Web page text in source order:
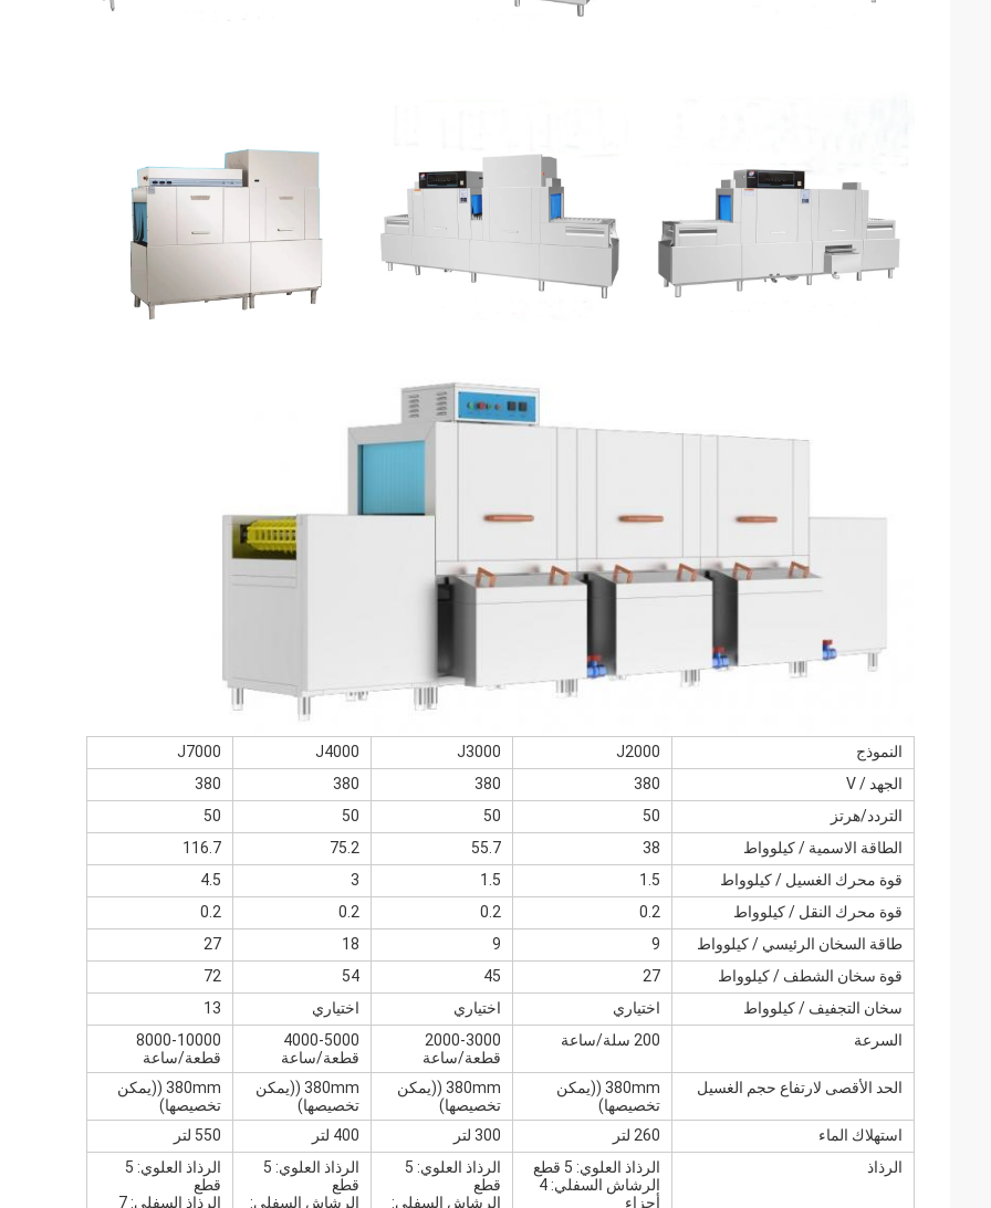
النموذج J2000
J3000
J4000
J7000
الجهد / V
380
380
380
380
التردد/هرتز
50
50
50
50
الطاقة الاسمية / كيلوواط
38
55.7
75.2
116.7
قوة محرك الغسيل / كيلوواط
1.5
1.5
3
4.5
قوة محرك النقل / كيلوواط
0.2
0.2
0.2
0.2
طاقة السخان الرئيسي / كيلوواط
9
9
18
27
قوة سخان الشطف / كيلوواط
27
45
54
72
سخان التجفيف / كيلوواط
اختياري اختياري اختياري
13
السرعة
200 سلة/ساعة
2000-3000
قطعة/ساعة
4000-5000
قطعة/ساعة
8000-10000
قطعة/ساعة
الحد الأقصى لارتفاع حجم الغسيل
380mm ((يمكن
تخصيصها)
380mm ((يمكن
تخصيصها)
380mm ((يمكن
تخصيصها)
380mm ((يمكن
تخصيصها)
استهلاك الماء
260 لتر 300 لتر 400 لتر
550 لتر
الرذاذ
الرذاذ العلوي: 5 قطع
الرشاش السفلي: 4
أجزاء
الرذاذ العلوي: 5
قطع
الرشاش السفلي:
الرذاذ العلوي: 5
قطع
الرشاش السفلي:
الرذاذ العلوي: 5
قطع
الرذاذ السفلي: 7